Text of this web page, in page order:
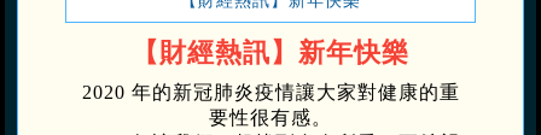
【財經熱訊】新年快樂
2020 年的新冠肺炎疫情讓大家對健康的重
要性很有感。